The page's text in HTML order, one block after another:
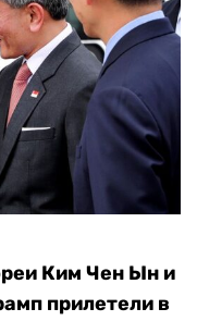
Ким Чен Ын и
прилетели в